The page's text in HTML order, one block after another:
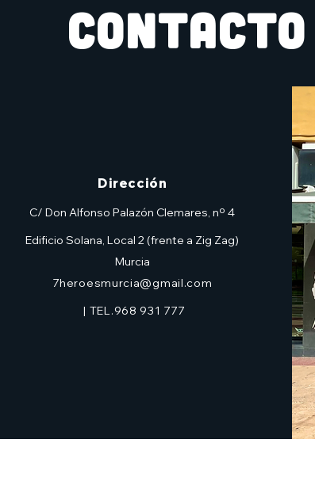
CONTACTO
Dirección
C/ Don Alfonso Palazón Clemares, nº 4
Edificio Solana, Local 2 (frente a Zig Zag)
Murcia
7heroesmurcia@gmail.com
| TEL.968 931 777